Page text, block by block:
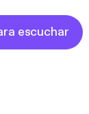
escuchar